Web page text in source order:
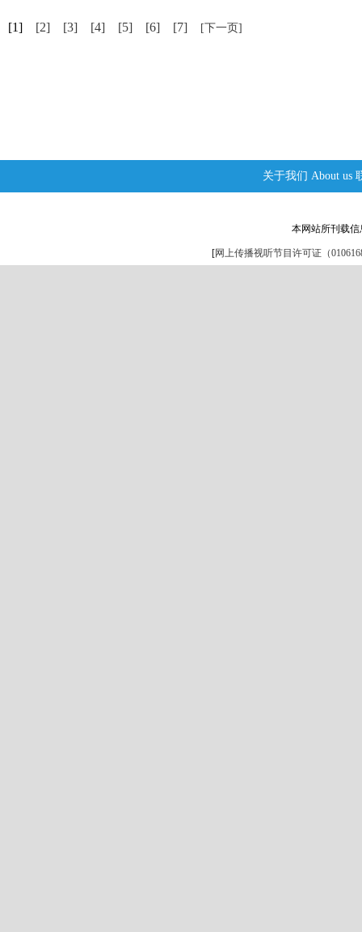
[1] [2] [3] [4] [5] [6] [7] [下一页]
关于我们 About us
本网站所刊载
[网上传播视听节目许可证（